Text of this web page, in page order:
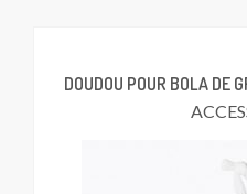
DOUDOU POUR BOLA DE